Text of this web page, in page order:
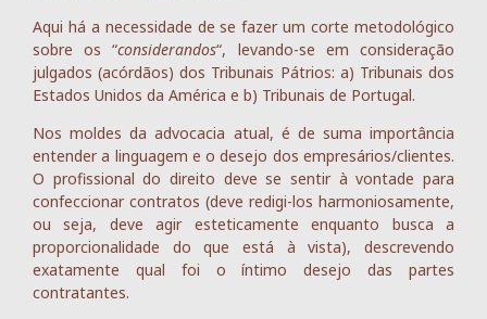
Aqui há a necessidade de se fazer um corte metodológico
sobre os “considerandos“, levando-se em consideração
julgados (acórdãos) dos Tribunais Pátrios: a) Tribunais dos
Estados Unidos da América e b) Tribunais de Portugal.
Nos moldes da advocacia atual, é de suma importância
entender a linguagem e o desejo dos empresários/clientes.
O profissional do direito deve se sentir à vontade para
confeccionar contratos (deve redigi-los harmoniosamente,
ou seja, deve agir esteticamente enquanto busca a
proporcionalidade do que está à vista), descrevendo
exatamente qual foi o íntimo desejo das partes
contratantes.